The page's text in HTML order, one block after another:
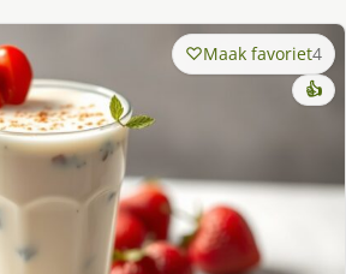
Maak favoriet4
👍